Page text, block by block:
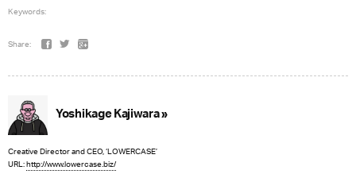
Keywords:
Share:
Yoshikage Kajiwara »
Creative Director and CEO, ‘LOWERCASE’
URL:http://www.lowercase.biz/